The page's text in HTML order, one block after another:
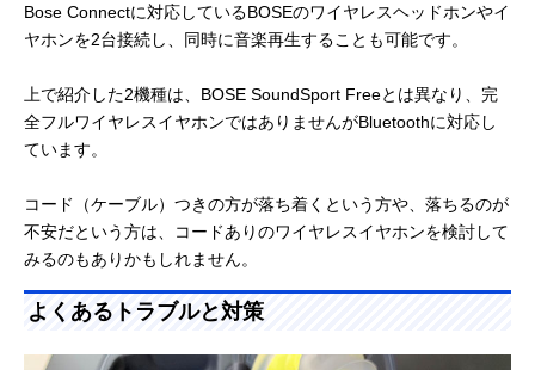
Bose Connectに対応しているBOSEのワイヤレスヘッドホンやイ
ヤホンを2台接続し、同時に音楽再生することも可能です。
上で紹介した2機種は、BOSE SoundSport Freeとは異なり、完
全フルワイヤレスイヤホンではありませんがBluetoothに対応し
ています。
コード（ケーブル）つきの方が落ち着くという方や、落ちるのが
不安だという方は、コードありのワイヤレスイヤホンを検討して
みるのもありかもしれません。
よくあるトラブルと対策